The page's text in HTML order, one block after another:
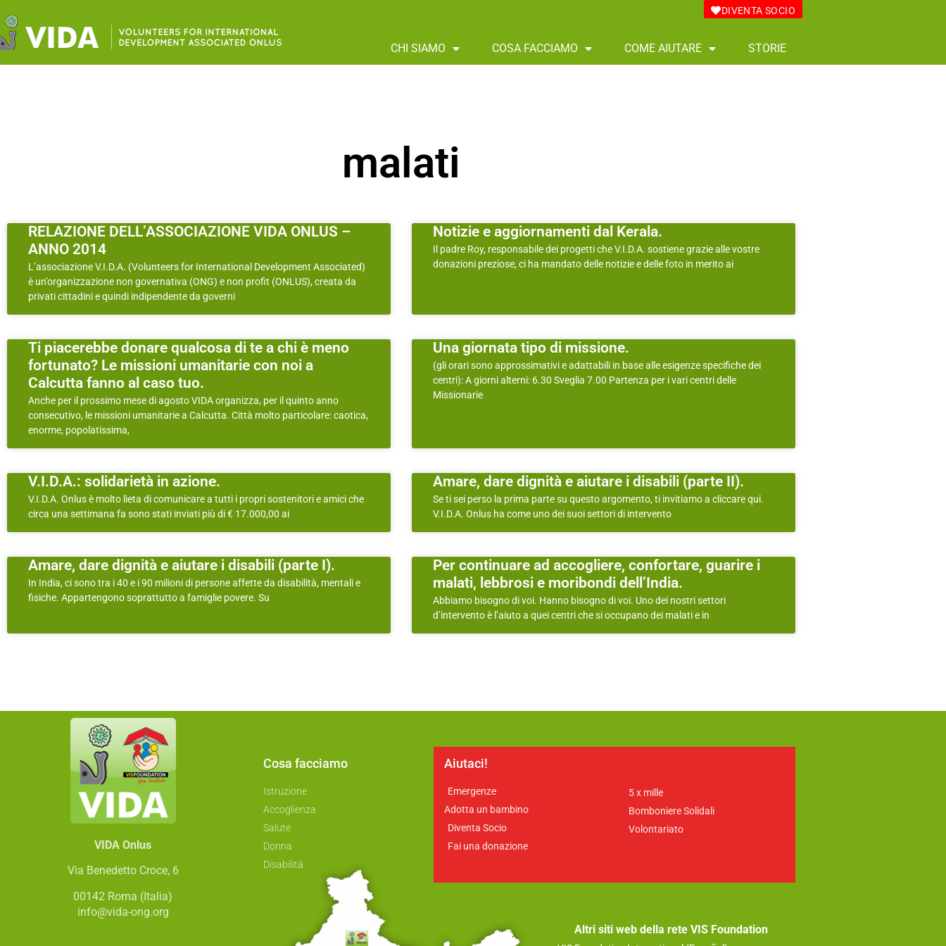
DIVENTA SOCIO
CHI SIAMO COSA FACCIAMO COME AIUTARE STORIE
malati
RELAZIONE DELL’ASSOCIAZIONE VIDA ONLUS –
ANNO 2014
L’associazione V.I.D.A. (Volunteers for International Development Associated)
è un’organizzazione non governativa (ONG) e non profit (ONLUS), creata da
privati cittadini e quindi indipendente da governi
Notizie e aggiornamenti dal Kerala.
Il padre Roy, responsabile dei progetti che V.I.D.A. sostiene grazie alle vostre
donazioni preziose, ci ha mandato delle notizie e delle foto in merito ai
Ti piacerebbe donare qualcosa di te a chi è meno
fortunato? Le missioni umanitarie con noi a
Calcutta fanno al caso tuo.
Anche per il prossimo mese di agosto VIDA organizza, per il quinto anno
consecutivo, le missioni umanitarie a Calcutta. Città molto particolare: caotica,
enorme, popolatissima,
Una giornata tipo di missione.
(gli orari sono approssimativi e adattabili in base alle esigenze specifiche dei
centri): A giorni alterni: 6.30 Sveglia 7.00 Partenza per i vari centri delle
Missionarie
V.I.D.A.: solidarietà in azione.
V.I.D.A. Onlus è molto lieta di comunicare a tutti i propri sostenitori e amici che
circa una settimana fa sono stati inviati più di € 17.000,00 ai
Amare, dare dignità e aiutare i disabili (parte II).
Se ti sei perso la prima parte su questo argomento, ti invitiamo a cliccare qui.
V.I.D.A. Onlus ha come uno dei suoi settori di intervento
Amare, dare dignità e aiutare i disabili (parte I).
In India, ci sono tra i 40 e i 90 milioni di persone affette da disabilità, mentali e
fisiche. Appartengono soprattutto a famiglie povere. Su
Per continuare ad accogliere, confortare, guarire i
malati, lebbrosi e moribondi dell’India.
Abbiamo bisogno di voi. Hanno bisogno di voi. Uno dei nostri settori
d’intervento è l’aiuto a quei centri che si occupano dei malati e in
VIDA Onlus
Via Benedetto Croce, 6
00142 Roma (Italia)
info@vida-ong.org
Cosa facciamo
Istruzione
Accoglienza
Salute
Donna
Disabilità
Aiutaci!
Emergenze
Adotta un bambino
Diventa Socio
Fai una donazione
5 x mille
Bomboniere Solidali
Volontariato
Altri siti web della rete VIS Foundation